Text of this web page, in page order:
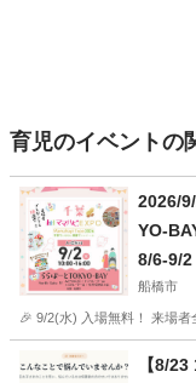
育児のイベントの
2026/
YO-
8/6-9/2
船橋市
🎉 9/2(水) 入場無料！ 来
船橋市
【8/